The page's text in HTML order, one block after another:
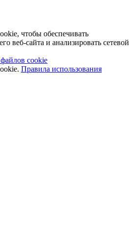
чтобы обеспечивать
веб-сайта и анализировать сетевой
cookie
Правила использования